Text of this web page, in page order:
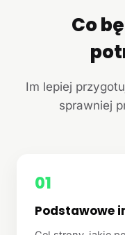
Co
Im lepiej
sprawniej
01
Podstawowe